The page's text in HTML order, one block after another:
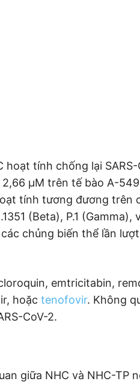
tính chống lại
µM trên tế bào A-
tính tương đương trên
(Beta), P.1 (Gamma),
chủng biến thể lần lượt
emtricitabin,
hoặc tenofovir. Không
CoV-2.
giữa NHC và NHC-TP